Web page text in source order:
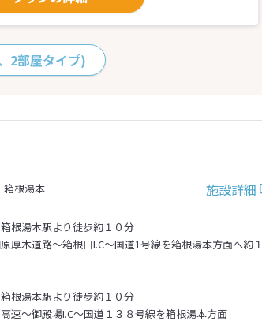
2部屋タイプ)
施設詳細
箱根湯本
根湯本駅より徒歩約１０分
厚木道路～箱根口I.C～国道1号線を箱根湯本方面へ約１
根湯本駅より徒歩約１０分
速～御殿場I.C～国道１３８号線を箱根湯本方面